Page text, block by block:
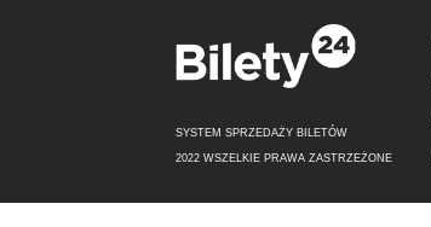
SYSTEM SPRZEDAŻY BILETÓW
2022 WSZELKIE PRAWA ZASTRZEŻONE